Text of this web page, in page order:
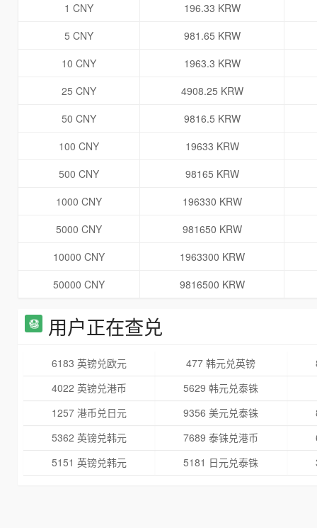
1 CNY
196.33 KRW
5 CNY
981.65 KRW
10 CNY
1963.3 KRW
25 CNY
4908.25 KRW
50 CNY
9816.5 KRW
100 CNY
19633 KRW
500 CNY
98165 KRW
1000 CNY
196330 KRW
5000 CNY
981650 KRW
10000 CNY
1963300 KRW
50000 CNY
9816500 KRW
用户正在查兑
6183 英镑兑欧元 477 韩元兑英镑
4022 英镑兑港币
5629 韩元兑泰铢
1257 港币兑日元
9356 美元兑泰铢
5362 英镑兑韩元
7689 泰铢兑港币
5151 英镑兑韩元
5181 日元兑泰铢